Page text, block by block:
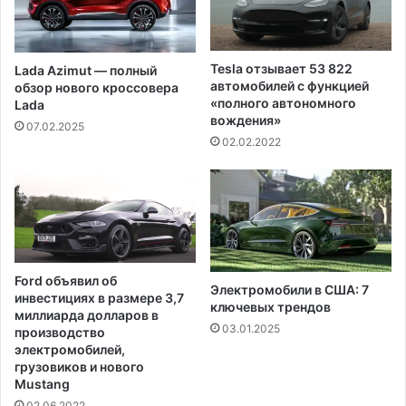
е
д
п
о
л
а
г
м
о
м
н
а
п
а
д
е
и
и
л
я
р
и
я
н
о
к
н
ф
т
Lada Azimut — полный
обзор нового кроссовера
Lada
07.02.2025
Tesla отзывает 53 822
автомобилей с функцией
«полного автономного
вождения»
02.02.2022
Ford объявил об
инвестициях в размере 3,7
миллиарда долларов в
производство
электромобилей,
грузовиков и нового
Mustang
Электромобили в США: 7
ключевых трендов
03.01.2025